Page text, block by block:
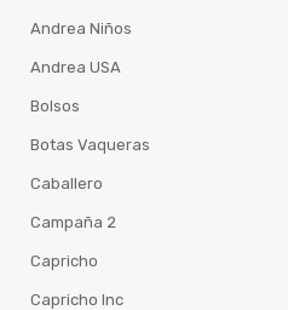
Andrea Niños
Andrea USA
Bolsos
Botas Vaqueras
Caballero
Campaña 2
Capricho
Capricho Inc